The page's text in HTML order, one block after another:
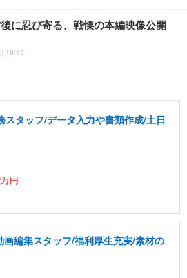
に忍び寄る、戦慄の本編映像公開
19:15
スタッフ/データ入力や書類作成/土日
円
画編集スタッフ/福利厚生充実/素材の